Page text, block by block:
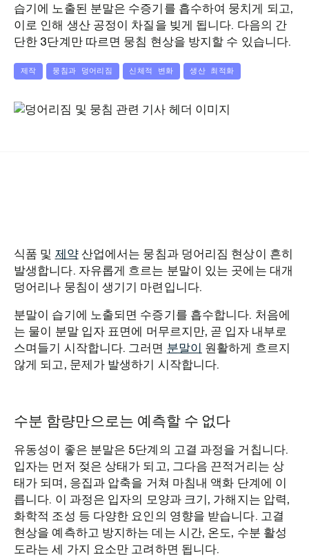
습기에 노출된 분말은 수증기를 흡수하여 뭉치게 되고,
이로 인해 생산 공정이 차질을 빚게 됩니다. 다음의 간
단한 3단계만 따르면 뭉침 현상을 방지할 수 있습니다.
제작 뭉침과 덩어리짐 신체적 변화 생산 최적화
식품 및 제약산업에서는 뭉침과 덩어리짐 현상이 흔히
발생합니다. 자유롭게 흐르는 분말이 있는 곳에는 대개
덩어리나 뭉침이 생기기 마련입니다.
분말이 습기에 노출되면 수증기를 흡수합니다. 처음에
는 물이 분말 입자 표면에 머무르지만, 곧 입자 내부로
스며들기 시작합니다. 그러면 분말이 원활하게 흐르지
않게 되고, 문제가 발생하기 시작합니다.
수분 함량만으로는 예측할 수 없다
유동성이 좋은 분말은 5단계의 고결 과정을 거칩니다.
입자는 먼저 젖은 상태가 되고, 그다음 끈적거리는 상
태가 되며, 응집과 압축을 거쳐 마침내 액화 단계에 이
릅니다. 이 과정은 입자의 모양과 크기, 가해지는 압력,
화학적 조성 등 다양한 요인의 영향을 받습니다. 고결
현상을 예측하고 방지하는 데는 시간, 온도, 수분 활성
도라는 세 가지 요소만 고려하면 됩니다.